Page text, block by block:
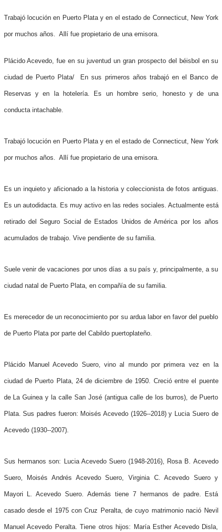
Trabajó locución en Puerto Plata y en el estado de Connecticut, New York
por muchos años. Allí fue propietario de una emisora.
Plácido Acevedo, fue en su juventud un gran prospecto del béisbol en su
ciudad de Puerto Plata/ En sus primeros años trabajó en el Banco de
Reservas y en la hotelería. Es un hombre serio, honesto y de una
conducta intachable.
Trabajó locución en Puerto Plata y en el estado de Connecticut, New York
por muchos años. Allí fue propietario de una emisora.
Es un inquieto y aficionado a la historia y coleccionista de fotos antiguas.
Es un autodidacta. Es muy activo en las redes sociales. Actualmente está
retirado del Seguro Social de Estados Unidos de América por los años
acumulados de trabajo. Vive pendiente de su familia.
Suele venir de vacaciones por unos días a su país y, principalmente, a su
ciudad natal de Puerto Plata, en compañía de su familia.
Es merecedor de un reconocimiento por su ardua labor en favor del pueblo
de Puerto Plata por parte del Cabildo puertoplateño.
Plácido Manuel Acevedo Suero, vino al mundo por primera vez en la
ciudad de Puerto Plata, 24 de diciembre de 1950. Creció entre el puente
de La Guinea y la calle San José (antigua calle de los burros), de Puerto
Plata. Sus padres fueron: Moisés Acevedo (1926--2018) y Lucia Suero de
Acevedo (1930--2007).
Sus hermanos son: Lucia Acevedo Suero (1948-2016), Rosa B. Acevedo
Suero, Moisés Andrés Acevedo Suero, Virginia C. Acevedo Suero y
Mayori L. Acevedo Suero. Además tiene 7 hermanos de padre. Está
casado desde el 1975 con Cruz Peralta, de cuyo matrimonio nació Nevil
Manuel Acevedo Peralta. Tiene otros hijos: María Esther Acevedo Disla,